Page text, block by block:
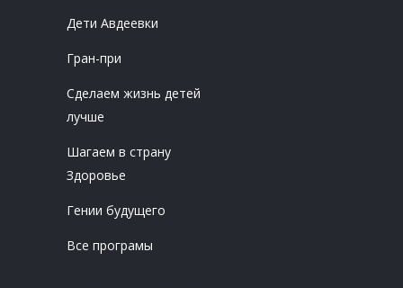
Дети Авдеевки
Гран-при
Сделаем жизнь детей
лучше
Шагаем в страну
Здоровье
Гении будущего
Все програмы